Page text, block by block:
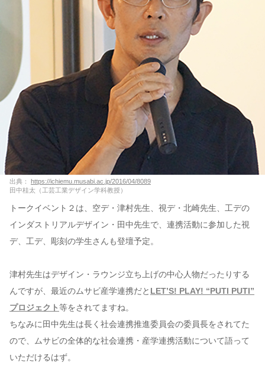
出典：
https://ichiemu.musabi.ac.jp/2016/04/8089
田中桂太（工芸工業デザイン学科教授）
トークイベント２は、空デ・津村先生、視デ・北崎先生、工デの
インダストリアルデザイン・田中先生で、連携活動に参加した視
デ、工デ、彫刻の学生さんも登壇予定。
津村先生はデザイン・ラウンジ立ち上げの中心人物だったりする
んですが、最近のムサビ産学連携だと LET’S! PLAY! “PUTI PUTI”
プロジェクト等をされてますね。
ちなみに田中先生は長く社会連携推進委員会の委員長をされてた
ので、ムサビの全体的な社会連携・産学連携活動について語って
いただけるはず。